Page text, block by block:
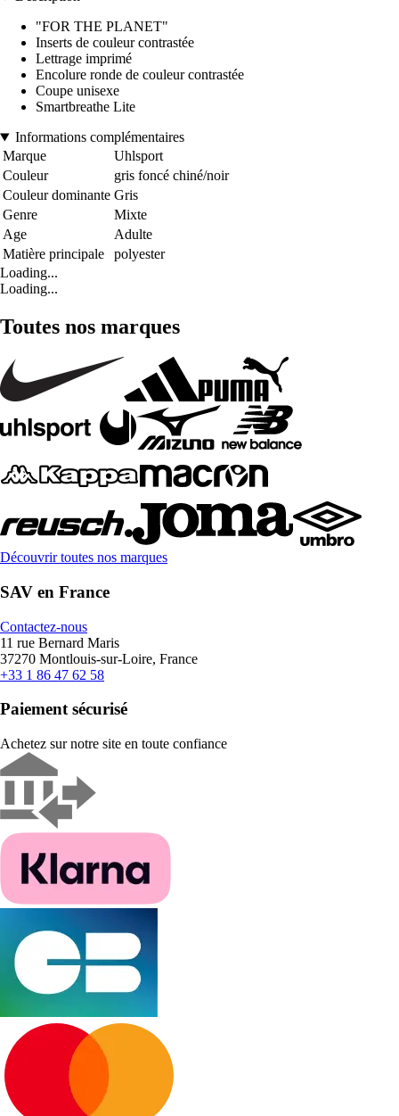
"FOR THE PLANET"
Inserts de couleur contrastée
Lettrage imprimé
Encolure ronde de couleur contrastée
Coupe unisexe
Smartbreathe Lite
Informations complémentaires
Marque
Uhlsport
Couleur
gris foncé chiné/noir
Couleur dominante Gris
Genre
Mixte
Age
Adulte
Matière principale
polyester
Loading...
Loading...
Toutes nos marques
Découvrir toutes nos marques
SAV en France
Contactez-nous
11 rue Bernard Maris
37270 Montlouis-sur-Loire, France
+33 1 86 47 62 58
Paiement sécurisé
Achetez sur notre site en toute confiance